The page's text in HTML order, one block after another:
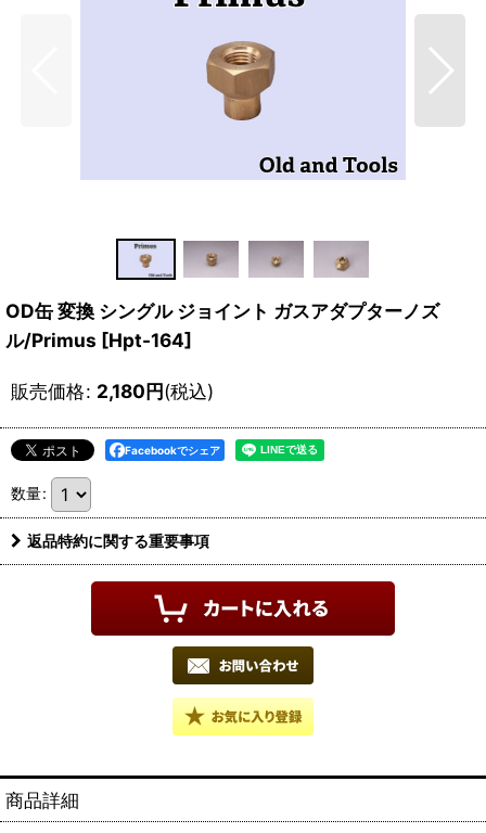
OD缶 変換 シングル ジョイント ガスアダプターノズ
ル/Primus [Hpt-164]
販売価格: 2,180円(税込)
Facebookでシェア
数量:
返品特約に関する重要事項
商品詳細